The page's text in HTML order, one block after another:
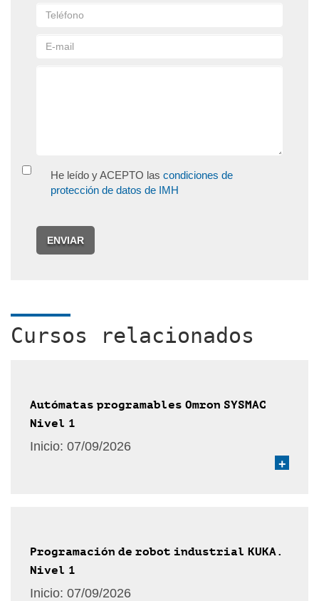
He leído y ACEPTO las condiciones de
protección de datos de IMH
ENVIAR
Cursos relacionados
Autómatas programables Omron SYSMAC
Nivel 1
Inicio: 07/09/2026
+
Programación de robot industrial KUKA.
Nivel 1
Inicio: 07/09/2026